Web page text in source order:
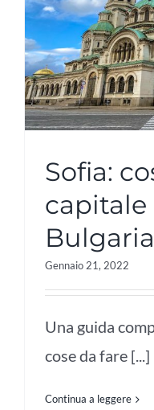
Sofia:
capitale
Bulgaria
Gennaio 21, 2022
Una guida
cose da fare [...]
Continua a leggere